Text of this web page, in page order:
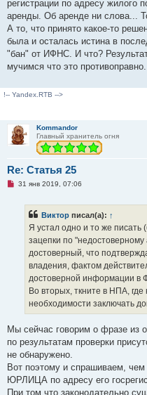
регистрации по адресу жилого
аренды. Об аренде ни слова...
А то, что принято какое-то
была и осталась истина в
"бан" от ИФНС. И что?
мучимся что это противоправно.
!-- Yandex.RTB -->
Kommandor
Главный хранитель огня
Re: Статья 25
Н
щ
е
н
и
е
31 янв 2019, 07:06
Виктор писал(а): ↑
Я устал одно и то же писать
зацепки по
достоверный, что
владения, фактом
достоверной информации в
Во вторых, ткните в НПА,
необходимости заключать
Мы сейчас говорим о фразе из
по результатам проверки
не обнаружено.
Вот поэтому и спрашиваем,
ЮРЛИЦА по адресу его
При том что законодательно